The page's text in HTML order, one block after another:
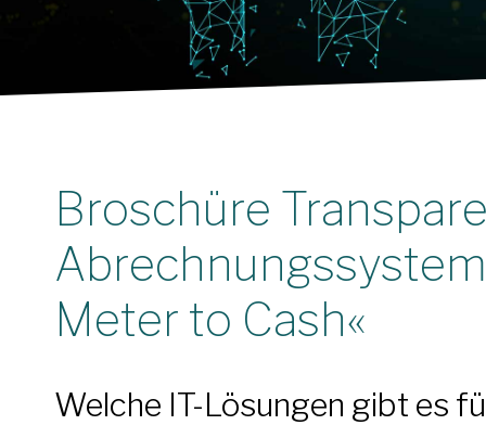
Broschüre
Meter to Cash«
Welche IT-Lösungen gibt es